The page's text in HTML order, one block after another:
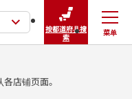
按都道府县搜
索
菜单
关闭
店铺页面。